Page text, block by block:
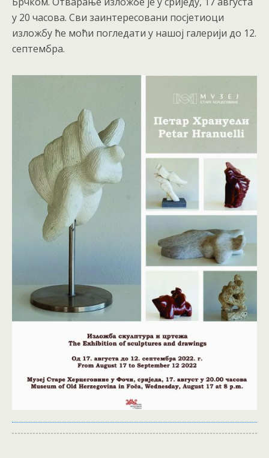
у 20 часова. Сви заинтересовани посјетиоци
изложбу ће моћи погледати у нашој галерији до 12.
септембра.